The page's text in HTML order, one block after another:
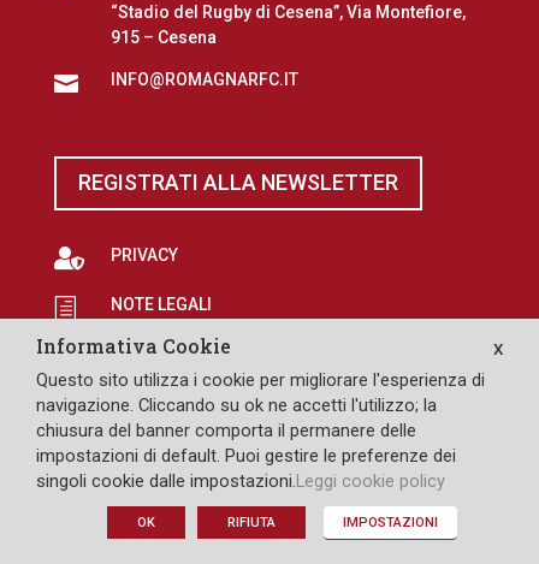
“Stadio del Rugby di Cesena”, Via Montefiore,
915 – Cesena
 INFO@ROMAGNARFC.IT
REGISTRATI ALLA NEWSLETTER
 PRIVACY
h NOTE LEGALI
p EROGAZIONI PUBBLICHE
 SAFEGUARDING
X
Informativa Cookie
Questo sito utilizza i cookie per migliorare l'esperienza di
navigazione. Cliccando su ok ne accetti l'utilizzo; la
chiusura del banner comporta il permanere delle
impostazioni di default. Puoi gestire le preferenze dei
singoli cookie dalle impostazioni.Leggi cookie policy
OK RIFIUTA IMPOSTAZIONI